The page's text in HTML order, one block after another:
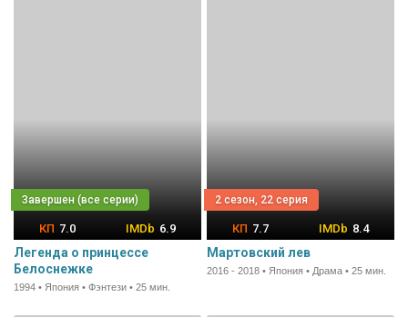
7.0 6.9
Легенда о принцессе
Белоснежке
1994 • Япония • Фэнтези • 25 мин.
2 сезон, 22 серия
7.7 8.4
Мартовский лев
2016 - 2018 • Япония • Драма • 25 мин.